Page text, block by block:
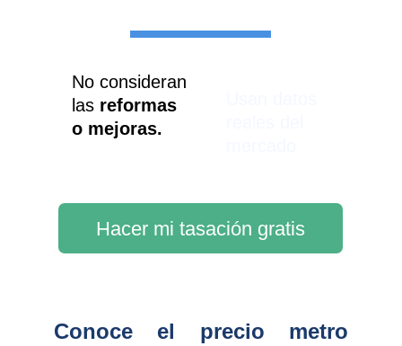
Hacer mi tasación gratis
No consideran
las reformas
o mejoras.
Conoce el precio metro